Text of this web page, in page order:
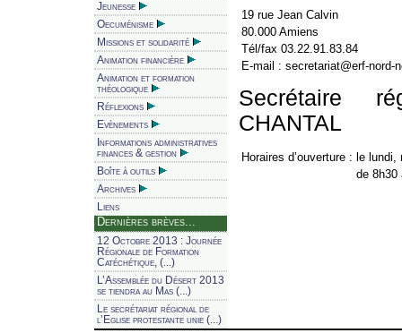
Jeunesse
Oecuménisme
Missions et solidarité
Animation financière
Animation et formation
théologique
Réflexions
Evènements
Informations administratives
finances & gestion
Boîte à outils
Archives
Liens
Dernières brèves...
12 Octobre 2013 : Journée
Régionale de Formation
Catéchétique, (...)
L’Assemblée du Désert 2013
se tiendra au Mas (...)
Le secrétariat régional de
l’Eglise protestante unie (...)
19 rue Jean Calvin
80.000 Amiens
Tél/fax 03.22.91.83.84
E-mail : secretariat@erf-nord-
Secrétaire
CHANTAL
Horaires d’ouverture : le lundi,
de 8h30